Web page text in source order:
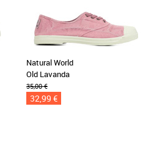
Natural World
Old Lavanda
35,00 €
32,99 €